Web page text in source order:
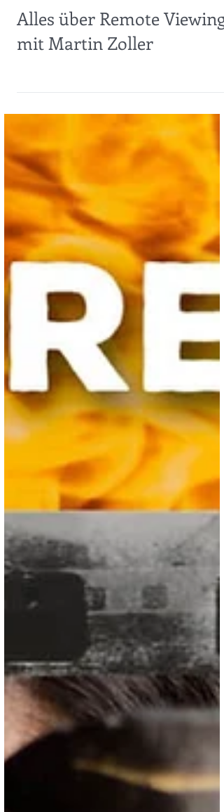
Alles über Remote Viewing
mit Martin Zoller